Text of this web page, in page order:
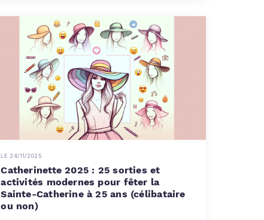
LE 24/11/2025
Catherinette 2025 : 25 sorties et
activités modernes pour fêter la
Sainte-Catherine à 25 ans (célibataire
ou non)